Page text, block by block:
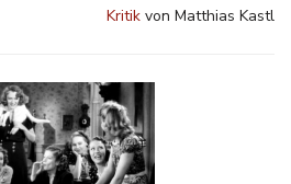
Kritik von Matthias Kastl